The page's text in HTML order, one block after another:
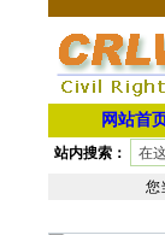
网站首
站内搜索：
您